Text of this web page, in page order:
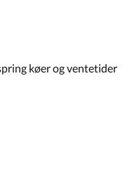
køer og ventetider